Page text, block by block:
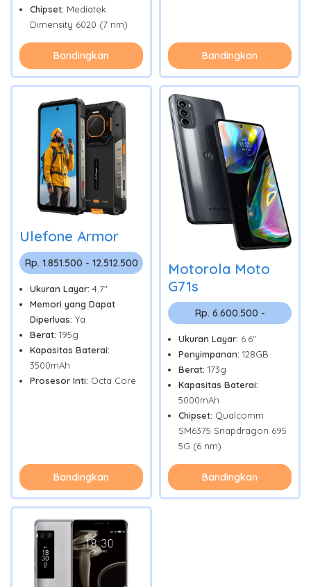
Chipset: Mediatek
Dimensity 6020 (7 nm)
Bandingkan Bandingkan
Ulefone Armor
Rp. 1.851.500 - 12.512.500
Ukuran Layar: 4.7"
Memori yang Dapat
Diperluas: Ya
Berat: 195g
Kapasitas Baterai:
3500mAh
Prosesor Inti: Octa Core
Bandingkan
Motorola Moto
G71s
Rp. 6.600.500 -
Ukuran Layar: 6.6"
Penyimpanan: 128GB
Berat: 173g
Kapasitas Baterai:
5000mAh
Chipset: Qualcomm
SM6375 Snapdragon 695
5G (6 nm)
Bandingkan